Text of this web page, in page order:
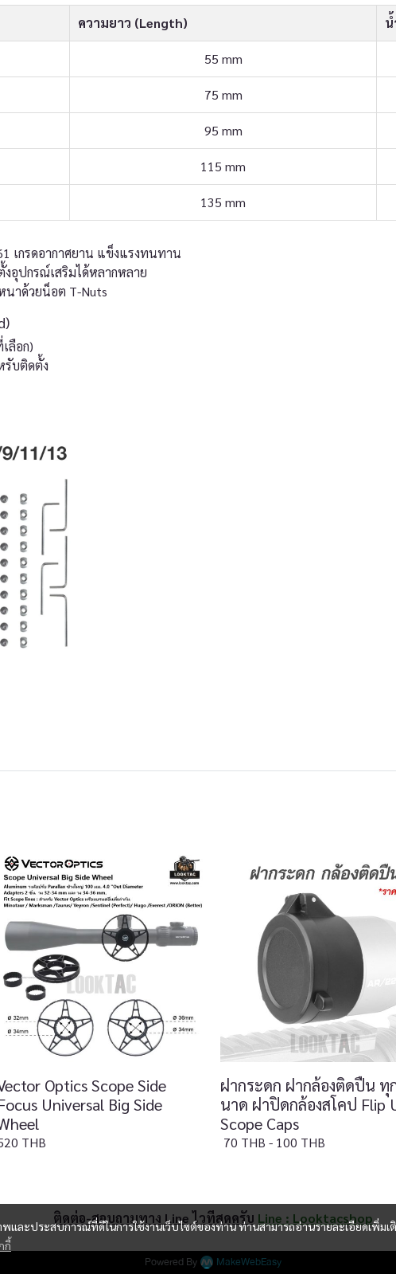
ความยาว (Length)
55 mm
75 mm
95 mm
115 mm
135 mm
เกรดอากาศยาน แข็งแรงทนทาน
งอุปกรณ์เสริมได้หลากหลาย
นาด้วยน็อต T-Nuts
ลือก)
รับติดตั้ง
Optics Scope Side
Universal Big Side
THB
ฝากระดก ฝากล้องติดปืน ทุ
นาด ฝาปิดกล้องสโคป Flip
Scope Caps
70 THB - 100 THB
และประสบการณ์ที่ดีในการใช้งานเว็บไซต์ของท่าน ท่านสามารถอ่านรายละเอียดเพิ่มเ
กี้
ติดต่อ-สอบถามทาง Line ไวที่สุดครับ Line : Looktacshop
Powered By MakeWebEasy